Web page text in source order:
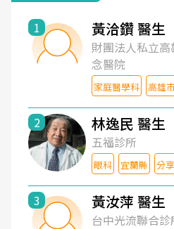
1 黃洽鑽 醫生
財團法人私立
念醫院
家庭醫學科 高雄
2 林逸民 醫生
五福診所
眼科 宜蘭縣 分
3 黃汝萍 醫生
台中光流聯合診